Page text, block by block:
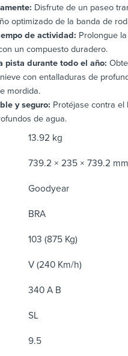
Disfrute de un paseo
optimizado de la banda de
de actividad: Prolongue
un compuesto duradero.
pista durante todo el año:
con entalladuras de
mordida.
y seguro: Protéjase contra el
de agua.
13.92 kg
739.2 × 235 × 739.2 mm
Goodyear
BRA
103 (875 Kg)
V (240 Km/h)
340 A B
SL
9.5